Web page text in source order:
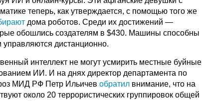
теперь, как утверждается, с помощью того же
дома роботов. Среди их достижений —
обошлись создателям в $430. Машины способны
управляются дистанционно.
интеллект не могут усмирить местные буйные
ИИ. И на днях директор департамента по
МИД РФ Петр Ильичевобратил внимание, что на
около 20 террористических группировок общей